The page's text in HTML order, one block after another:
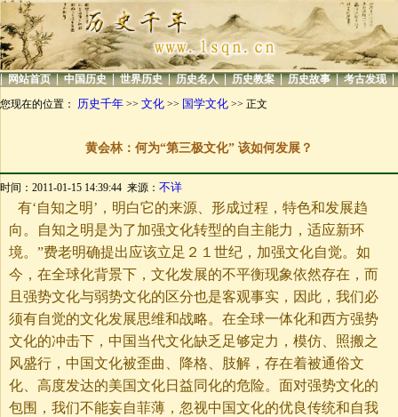
| 网站首页 | 中国历史 | 世界历史 | 历史名人 | 历史教案 | 历史故事 | 考古发现 |
您现在的位置： 历史千年 >> 文化 >> 国学文化 >> 正文
黄会林：何为“第三极文化” 该如何发展？
时间：2011-01-15 14:39:44 来源： 不详
有‘自知之明’，明白它的来源、形成过程，特色和发展趋
向。自知之明是为了加强文化转型的自主能力，适应新环
境。”费老明确提出应该立足２１世纪，加强文化自觉。如
今，在全球化背景下，文化发展的不平衡现象依然存在，而
且强势文化与弱势文化的区分也是客观事实，因此，我们必
须有自觉的文化发展思维和战略。在全球一体化和西方强势
文化的冲击下，中国当代文化缺乏足够定力，模仿、照搬之
风盛行，中国文化被歪曲、降格、肢解，存在着被通俗文
化、高度发达的美国文化日益同化的危险。面对强势文化的
包围，我们不能妄自菲薄，忽视中国文化的优良传统和自我